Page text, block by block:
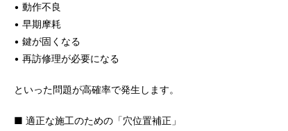
• 動作不良
• 早期摩耗
• 鍵が固くなる
• 再訪修理が必要になる
といった問題が高確率で発生します。
■ 適正な施工のための「穴位置補正」